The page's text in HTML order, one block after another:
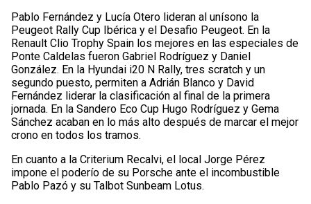
Pablo Fernández y Lucía Otero lideran al unísono la
Peugeot Rally Cup Ibérica y el Desafio Peugeot. En la
Renault Clio Trophy Spain los mejores en las especiales de
Ponte Caldelas fueron Gabriel Rodríguez y Daniel
González. En la Hyundai i20 N Rally, tres scratch y un
segundo puesto, permiten a Adrián Blanco y David
Fernández liderar la clasificación al final de la primera
jornada. En la Sandero Eco Cup Hugo Rodríguez y Gema
Sánchez acaban en lo más alto después de marcar el mejor
crono en todos los tramos.
En cuanto a la Criterium Recalvi, el local Jorge Pérez
impone el poderío de su Porsche ante el incombustible
Pablo Pazó y su Talbot Sunbeam Lotus.